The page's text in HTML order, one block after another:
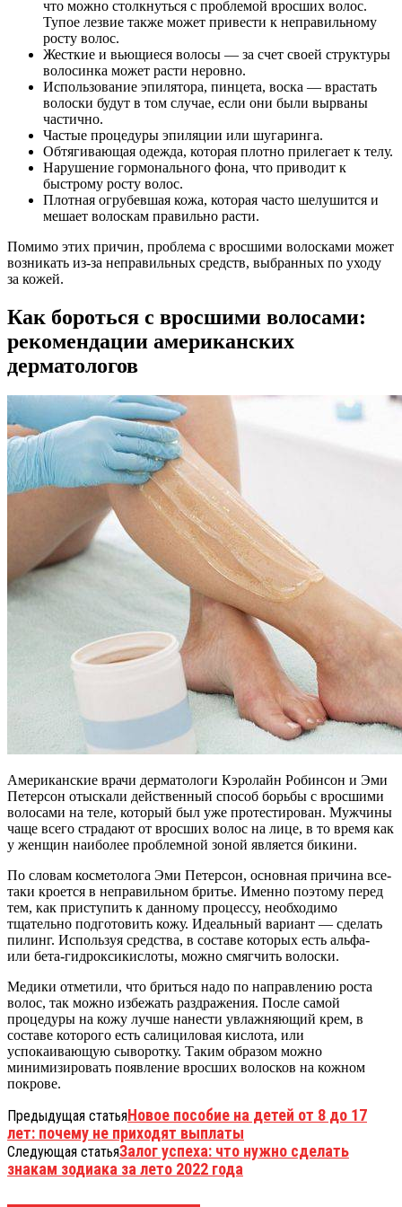
что можно столкнуться с проблемой вросших волос.
Тупое лезвие также может привести к неправильному
росту волос.
Жесткие и вьющиеся волосы — за счет своей структуры
волосинка может расти неровно.
Использование эпилятора, пинцета, воска — врастать
волоски будут в том случае, если они были вырваны
частично.
Частые процедуры эпиляции или шугаринга.
Обтягивающая одежда, которая плотно прилегает к телу.
Нарушение гормонального фона, что приводит к
быстрому росту волос.
Плотная огрубевшая кожа, которая часто шелушится и
мешает волоскам правильно расти.
Помимо этих причин, проблема с вросшими волосками может
возникать из-за неправильных средств, выбранных по уходу
за кожей.
Как бороться с вросшими волосами:
рекомендации американских
дерматологов
Американские врачи дерматологи Кэролайн Робинсон и Эми
Петерсон отыскали действенный способ борьбы с вросшими
волосами на теле, который был уже протестирован. Мужчины
чаще всего страдают от вросших волос на лице, в то время как
у женщин наиболее проблемной зоной является бикини.
По словам косметолога Эми Петерсон, основная причина все-
таки кроется в неправильном бритье. Именно поэтому перед
тем, как приступить к данному процессу, необходимо
тщательно подготовить кожу. Идеальный вариант — сделать
пилинг. Используя средства, в составе которых есть альфа-
или бета-гидроксикислоты, можно смягчить волоски.
Медики отметили, что бриться надо по направлению роста
волос, так можно избежать раздражения. После самой
процедуры на кожу лучше нанести увлажняющий крем, в
составе которого есть салициловая кислота, или
успокаивающую сыворотку. Таким образом можно
минимизировать появление вросших волосков на кожном
покрове.
Предыдущая статьяНовое пособие на детей от 8 до 17
лет: почему не приходят выплаты
Следующая статьяЗалог успеха: что нужно сделать
знакам зодиака за лето 2022 года